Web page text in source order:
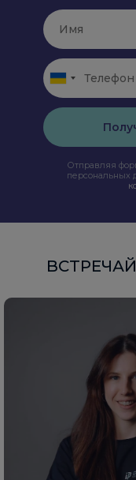
Отправляя
персональных